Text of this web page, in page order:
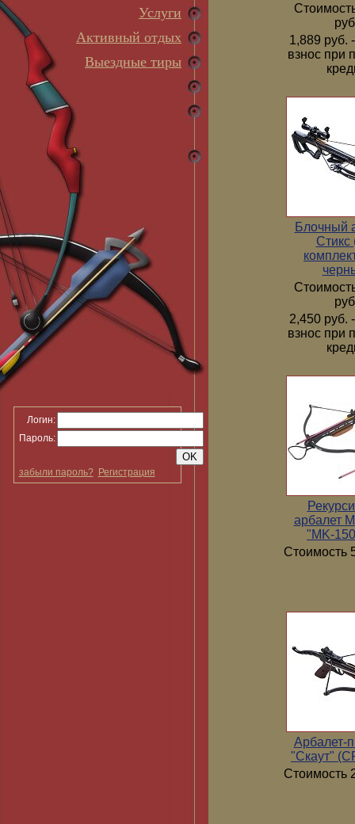
Услуги
Активный отдых
Выездные тиры
Логин:
Пароль:
забыли пароль? Регистрация
1,889 руб.
взнос при
Блочный
Стикс
2,450 руб.
взнос при
арбалет
"MK-
Стоимость
Арбалет-
"Скаут"
Стоимость